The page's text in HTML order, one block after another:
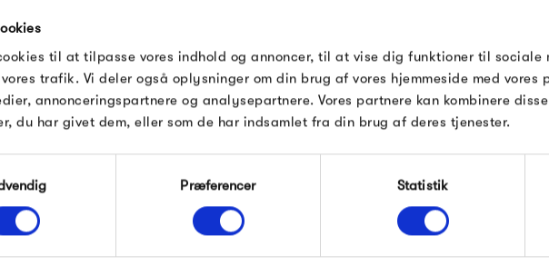
til at tilpasse vores indhold og annoncer, til at vise dig funktioner til sociale
trafik. Vi deler også oplysninger om din brug af vores hjemmeside med vores
annonceringspartnere og analysepartnere. Vores partnere kan kombinere
du har givet dem, eller som de har indsamlet fra din brug af deres tjenester.
Præferencer Statistik
Se alle varer fra HAY
kombinere kvalitet med stilrene
af de mest stilrene eksempler
findes herhjemme.
Gælder ikke på produkter fra Fermob, File
Pop og i forvejen nedsatte produkter.
Modtag velkomstrabat
*Ved at tilmelde dig accepterer du at modtage e-